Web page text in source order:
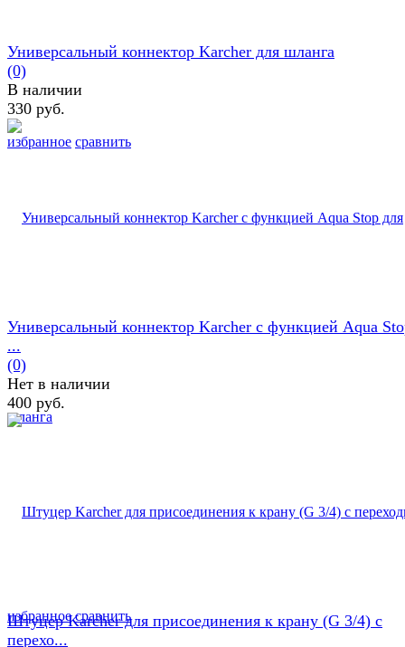
избранное сравнить
Универсальный коннектор Karcher для шланга
(0)
В наличии
330 руб.
избранное сравнить
Универсальный коннектор Karcher с функцией Aqua
...
(0)
Нет в наличии
400 руб.
Штуцер Karcher для присоединения к крану (G 3/4) с
перехо...